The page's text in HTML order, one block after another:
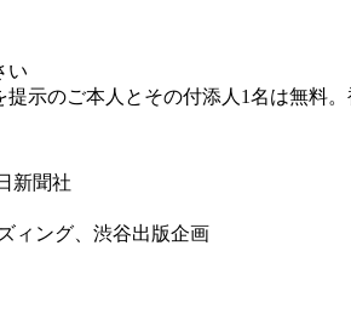
い
示のご本人とその付添人1名は無料
新聞社
ィング、渋谷出版企画